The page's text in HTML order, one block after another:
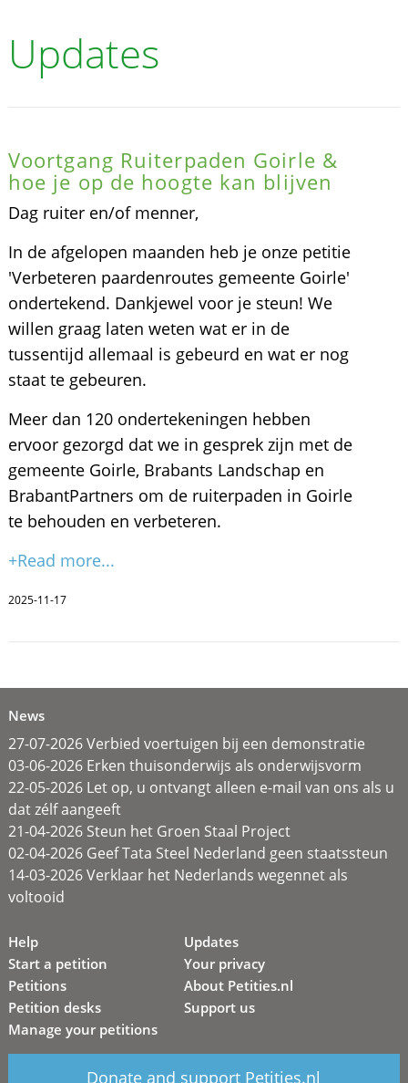
Updates
Voortgang Ruiterpaden Goirle &
hoe je op de hoogte kan blijven
Dag ruiter en/of menner,
In de afgelopen maanden heb je onze petitie
'Verbeteren paardenroutes gemeente Goirle'
ondertekend. Dankjewel voor je steun! We
willen graag laten weten wat er in de
tussentijd allemaal is gebeurd en wat er nog
staat te gebeuren.
Meer dan 120 ondertekeningen hebben
ervoor gezorgd dat we in gesprek zijn met de
gemeente Goirle, Brabants Landschap en
BrabantPartners om de ruiterpaden in Goirle
te behouden en verbeteren.
+Read more...
2025-11-17
News
27-07-2026 Verbied voertuigen bij een demonstratie
03-06-2026 Erken thuisonderwijs als onderwijsvorm
22-05-2026 Let op, u ontvangt alleen e-mail van ons als u
dat zélf aangeeft
21-04-2026 Steun het Groen Staal Project
02-04-2026 Geef Tata Steel Nederland geen staatssteun
14-03-2026 Verklaar het Nederlands wegennet als
voltooid
Help
Start a petition
Petitions
Petition desks
Manage your petitions
Updates
Your privacy
About Petities.nl
Support us
Donate and support Petities.nl